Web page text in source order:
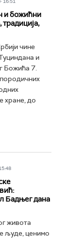
и божићни
чине
и
Божића 7.
хране, до
Бадњег дана
живота
људе, ценимо